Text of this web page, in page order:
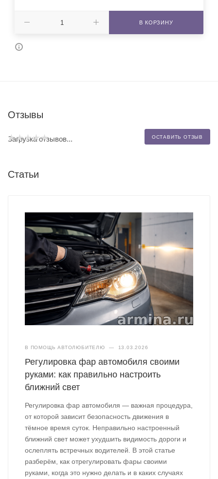
В КОРЗИНУ
Отзывы
ОСТАВИТЬ ОТЗЫВ
Загрузка отзывов...
Статьи
В ПОМОЩЬ АВТОЛЮБИТЕЛЮ — 13.03.2026
Регулировка фар автомобиля своими
руками: как правильно настроить
ближний свет
Регулировка фар автомобиля — важная процедура,
от которой зависит безопасность движения в
тёмное время суток. Неправильно настроенный
ближний свет может ухудшить видимость дороги и
ослеплять встречных водителей. В этой статье
разберём, как отрегулировать фары своими
руками, когда это нужно делать и в каких случаях